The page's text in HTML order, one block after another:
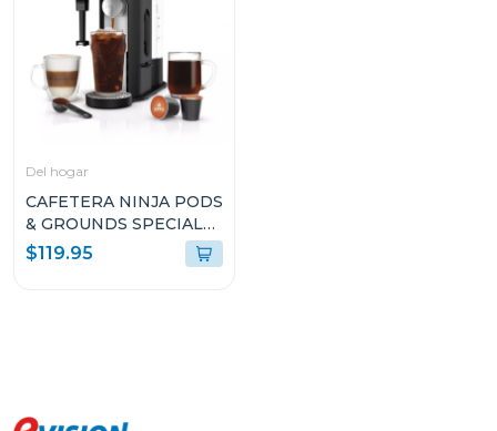
Del hogar
CAFETERA NINJA PODS
& GROUNDS SPECIALTY
COFFEE MAKER CON
ESPUMADOR DE
$119.95